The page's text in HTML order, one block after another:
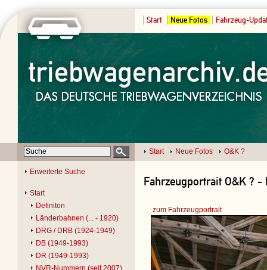
Start Neue Fotos Fahrzeug-
Start Neue Fotos O&K ?
Erweiterte Suche
Start
Definiton
Länderbahnen (... - 1920)
DRG / DRB (1924-1949)
DB (1949-1993)
DR (1949-1993)
NVR-Nummern (seit 2007)
Fahrzeugportrait O&K ? -
zum Fahrzeugportrait